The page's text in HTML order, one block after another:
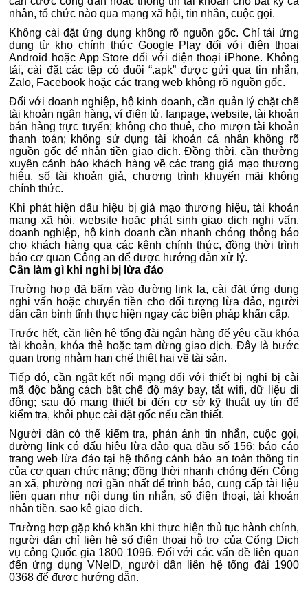
nhân, tổ chức nào qua mạng xã hội, tin nhắn, cuộc gọi.
Không cài đặt ứng dụng không rõ nguồn gốc. Chỉ tải ứng
dụng từ kho chính thức Google Play đối với điện thoại
Android hoặc App Store đối với điện thoại iPhone. Không
tải, cài đặt các tệp có đuôi “.apk” được gửi qua tin nhắn,
Zalo, Facebook hoặc các trang web không rõ nguồn gốc.
Đối với doanh nghiệp, hộ kinh doanh, cần quản lý chặt chẽ
tài khoản ngân hàng, ví điện tử, fanpage, website, tài khoản
bán hàng trực tuyến; không cho thuê, cho mượn tài khoản
thanh toán; không sử dụng tài khoản cá nhân không rõ
nguồn gốc để nhận tiền giao dịch. Đồng thời, cần thường
xuyên cảnh báo khách hàng về các trang giả mạo thương
hiệu, số tài khoản giả, chương trình khuyến mãi không
chính thức.
Khi phát hiện dấu hiệu bị giả mạo thương hiệu, tài khoản
mạng xã hội, website hoặc phát sinh giao dịch nghi vấn,
doanh nghiệp, hộ kinh doanh cần nhanh chóng thông báo
cho khách hàng qua các kênh chính thức, đồng thời trình
báo cơ quan Công an để được hướng dẫn xử lý.
Cần làm gì khi nghi bị lừa đảo
Trường hợp đã bấm vào đường link lạ, cài đặt ứng dụng
nghi vấn hoặc chuyển tiền cho đối tượng lừa đảo, người
dân cần bình tĩnh thực hiện ngay các biện pháp khẩn cấp.
Trước hết, cần liên hệ tổng đài ngân hàng để yêu cầu khóa
tài khoản, khóa thẻ hoặc tạm dừng giao dịch. Đây là bước
quan trọng nhằm hạn chế thiệt hại về tài sản.
Tiếp đó, cần ngắt kết nối mạng đối với thiết bị nghi bị cài
mã độc bằng cách bật chế độ máy bay, tắt wifi, dữ liệu di
động; sau đó mang thiết bị đến cơ sở kỹ thuật uy tín để
kiểm tra, khôi phục cài đặt gốc nếu cần thiết.
Người dân có thể kiểm tra, phản ánh tin nhắn, cuộc gọi,
đường link có dấu hiệu lừa đảo qua đầu số 156; báo cáo
trang web lừa đảo tại hệ thống cảnh báo an toàn thông tin
của cơ quan chức năng; đồng thời nhanh chóng đến Công
an xã, phường nơi gần nhất để trình báo, cung cấp tài liệu
liên quan như nội dung tin nhắn, số điện thoại, tài khoản
nhận tiền, sao kê giao dịch.
Trường hợp gặp khó khăn khi thực hiện thủ tục hành chính,
người dân chỉ liên hệ số điện thoại hỗ trợ của Cổng Dịch
vụ công Quốc gia 1800 1096. Đối với các vấn đề liên quan
đến ứng dụng VNeID, người dân liên hệ tổng đài 1900
0368 để được hướng dẫn.